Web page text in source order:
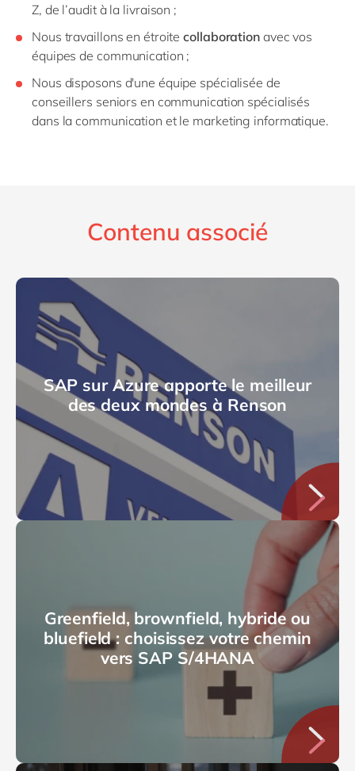
Z, de l’audit à la livraison ;
Nous travaillons en étroitecollaboration avec vos
équipes de communication ;
Nous disposons d'une équipe spécialisée de
conseillers seniors en communication spécialisés
dans la communication et le marketing informatique.
Contenu associé
SAP sur Azure apporte le meilleur
des deux mondes à Renson
Greenfield, brownfield, hybride ou
bluefield : choisissez votre chemin
vers SAP S/4HANA